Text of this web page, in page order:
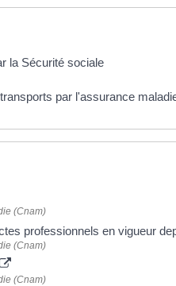
la Sécurité sociale
par l'assurance
(Cnam)
professionnels en vigueur
(Cnam)
(Cnam)